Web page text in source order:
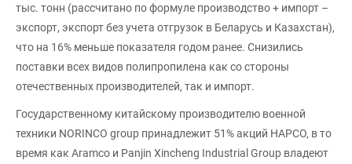
тыс. тонн (рассчитано по формуле производство + импорт –
экспорт, экспорт без учета отгрузок в Беларусь и Казахстан),
что на 16% меньше показателя годом ранее. Снизились
поставки всех видов полипропилена как со стороны
отечественных производителей, так и импорт.
Государственному китайскому производителю военной
техники NORINCO group принадлежит 51% акций HAPCO, в то
время как Aramco и Panjin Xincheng Industrial Group владеют